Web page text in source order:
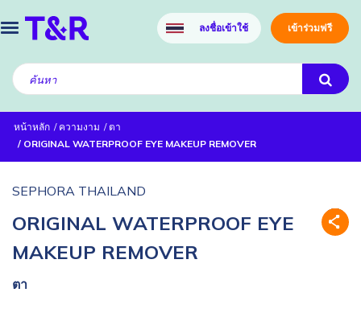
ลงชื่อเข้าใช้ เข้าร่วมฟรี
หน้าหลัก ความงาม
ตา
ORIGINAL WATERPROOF EYE MAKEUP REMOVER
SEPHORA THAILAND
ORIGINAL WATERPROOF EYE
MAKEUP REMOVER
ตา